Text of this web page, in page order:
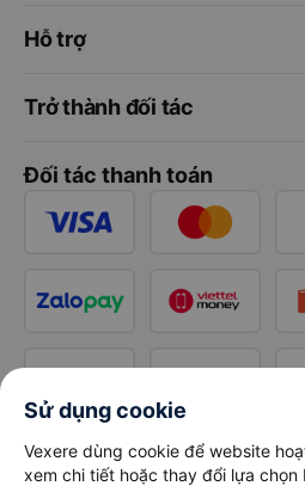
Hỗ trợ
Trở thành đối tác
Đối tác thanh toán
Sử dụng cookie
Vexere dùng cookie để website
xem chi tiết hoặc thay đổi lựa